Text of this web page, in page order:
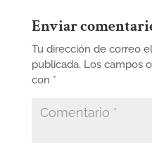
Enviar
Tu dirección de correo
publicada. Los campos
con *